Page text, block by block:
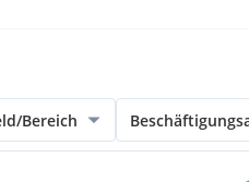
Bereich